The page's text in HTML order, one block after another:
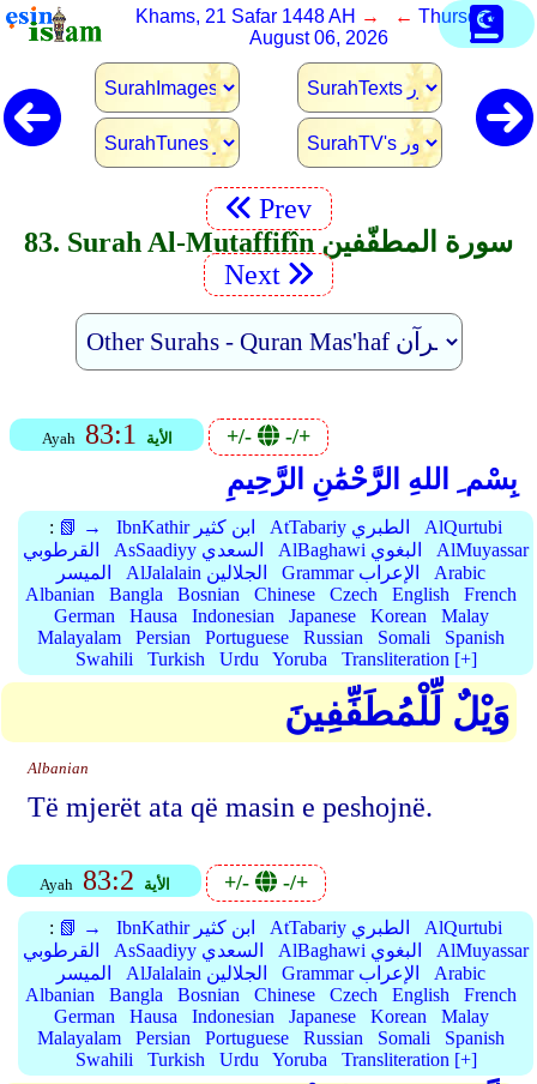
Khams, 21 Safar 1448 AH → ← Thursday,
August 06, 2026
Prev
83. Surah Al-Mutaffifîn سورة المطفّفين
Next
Ayah 83:1 الأية +/- -/+
بِسْم ِ اللهِ الرَّحْمَٰنِ الرَّحِيمِ
: 📗 → IbnKathir ابن كثير AtTabariy الطبري
AlQurtubi
القرطوبي
AsSaadiyy السعدي AlBaghawi البغوي
AlMuyassar
الميسر
AlJalalain الجلالين Grammar الإعراب
Arabic
Albanian
Bangla Bosnian Chinese Czech English
French
German
Hausa Indonesian Japanese Korean
Malay
Malayalam
Persian Portuguese Russian Somali
Spanish
Swahili
Turkish Urdu Yoruba Transliteration [+]
وَيْلٌ لِّلْمُطَفِّفِينَ
Albanian
Të mjerët ata që masin e peshojnë.
Ayah 83:2 الأية +/- -/+
: 📗 → IbnKathir ابن كثير AtTabariy الطبري
AlQurtubi
القرطوبي
AsSaadiyy السعدي AlBaghawi البغوي
AlMuyassar
الميسر
AlJalalain الجلالين Grammar الإعراب
Arabic
Albanian
Bangla Bosnian Chinese Czech English
French
German
Hausa Indonesian Japanese Korean
Malay
Malayalam
Persian Portuguese Russian Somali
Spanish
Swahili
Turkish Urdu Yoruba Transliteration [+]